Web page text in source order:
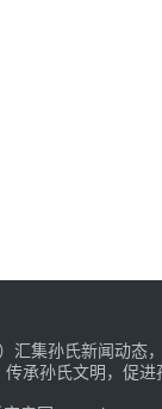
汇集孙氏新闻动态
承孙氏文明，促